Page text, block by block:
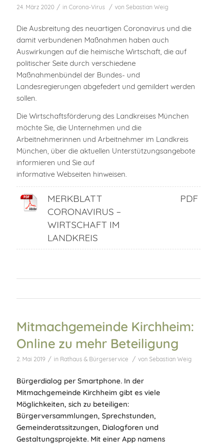
24. März 2020 / in Corona-Virus / von Sebastian Weig
Die Ausbreitung des neuartigen Coronavirus und die
damit verbundenen Maßnahmen haben auch
Auswirkungen auf die heimische Wirtschaft, die auf
politischer Seite durch verschiedene
Maßnahmenbündel der Bundes- und
Landesregierungen abgefedert und gemildert werden
sollen.
Die Wirtschaftsförderung des Landkreises München
möchte Sie, die Unternehmen und die
Arbeitnehmerinnen und Arbeitnehmer im Landkreis
München, über die aktuellen Unterstützungsangebote
informieren und Sie auf
informative Webseiten hinweisen.
MERKBLATT
CORONAVIRUS –
WIRTSCHAFT IM
LANDKREIS
PDF
Mitmachgemeinde Kirchheim:
Online zu mehr Beteiligung
2. Mai 2019 / in Rathaus & Bürgerservice / von Sebastian Weig
Bürgerdialog per Smartphone. In der
Mitmachgemeinde Kirchheim gibt es viele
Möglichkeiten, sich zu beteiligen:
Bürgerversammlungen, Sprechstunden,
Gemeinderatssitzungen, Dialogforen und
Gestaltungsprojekte. Mit einer App namens